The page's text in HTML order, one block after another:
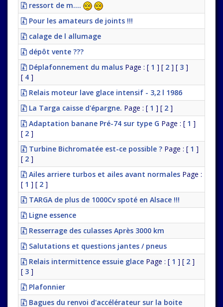
ressort de m....
Pour les amateurs de joints !!!
calage de l allumage
dépôt vente ???
Déplafonnement du malus Page : [ 1 ] [ 2 ] [ 3 ]
[ 4 ]
Relais moteur lave glace intensif - 3,2 l 1986
La Targa caisse d'épargne. Page : [ 1 ] [ 2 ]
Adaptation banane Pré-74 sur type G Page : [ 1 ]
[ 2 ]
Turbine Bichromatée est-ce possible ? Page : [ 1 ]
[ 2 ]
Ailes arriere turbos et ailes avant normales Page :
[ 1 ] [ 2 ]
TARGA de plus de 1000Cv spoté en Alsace !!!
Ligne essence
Resserrage des culasses Après 3000 km
Salutations et questions jantes / pneus
Relais intermittence essuie glace Page : [ 1 ] [ 2 ]
[ 3 ]
Plafonnier
Bagues du renvoi d'accélérateur sur la boite